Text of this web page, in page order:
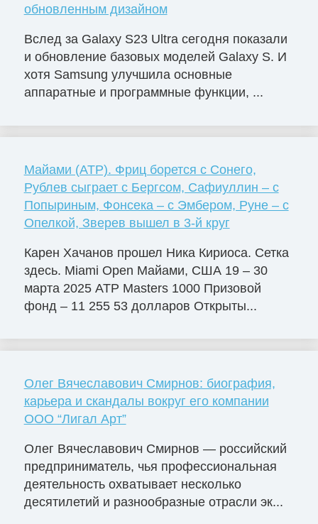
обновленным дизайном
Вслед за Galaxy S23 Ultra сегодня показали
и обновление базовых моделей Galaxy S. И
хотя Samsung улучшила основные
аппаратные и программные функции, ...
Майами (ATP). Фриц борется с Сонего,
Рублев сыграет с Бергсом, Сафиуллин – с
Попыриным, Фонсека – с Эмбером, Руне – с
Опелкой, Зверев вышел в 3-й круг
Карен Хачанов прошел Ника Кириоса. Сетка
здесь. Miami Open Майами, США 19 – 30
марта 2025 ATP Masters 1000 Призовой
фонд – 11 255 53 долларов Открыты...
Олег Вячеславович Смирнов: биография,
карьера и скандалы вокруг его компании
ООО “Лигал Арт”
Олег Вячеславович Смирнов — российский
предприниматель, чья профессиональная
деятельность охватывает несколько
десятилетий и разнообразные отрасли эк...